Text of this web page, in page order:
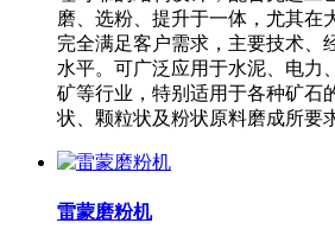
磨、选粉、提升于一体，尤其在
完全满足客户需求，主要技术、
水平。可广泛应用于水泥、电力
矿等行业，特别适用于各种矿石
状、颗粒状及粉状原料磨成所要
雷蒙磨粉机